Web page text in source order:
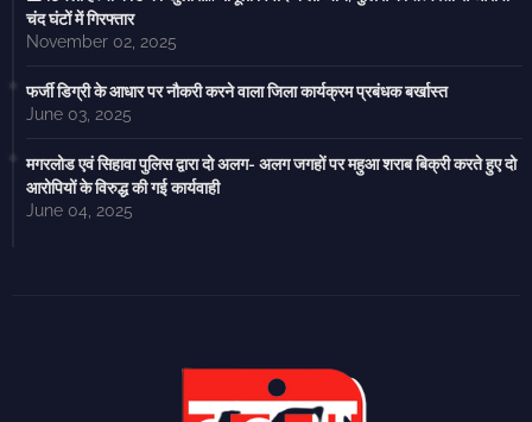
चंद घंटों में गिरफ्तार
November 02, 2025
फर्जी डिग्री के आधार पर नौकरी करने वाला जिला कार्यक्रम प्रबंधक बर्खास्त
June 03, 2025
मगरलोड एवं सिहावा पुलिस द्वारा दो अलग- अलग जगहों पर महुआ शराब बिक्री करते हुए दो
आरोपियों के विरुद्ध की गई कार्यवाही
June 04, 2025